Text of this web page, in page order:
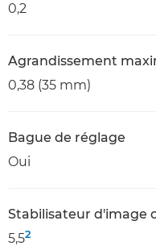
0,2
Agrandissement
0,38 (35 mm)
Bague de réglage
Oui
Stabilisateur d'image
5,52